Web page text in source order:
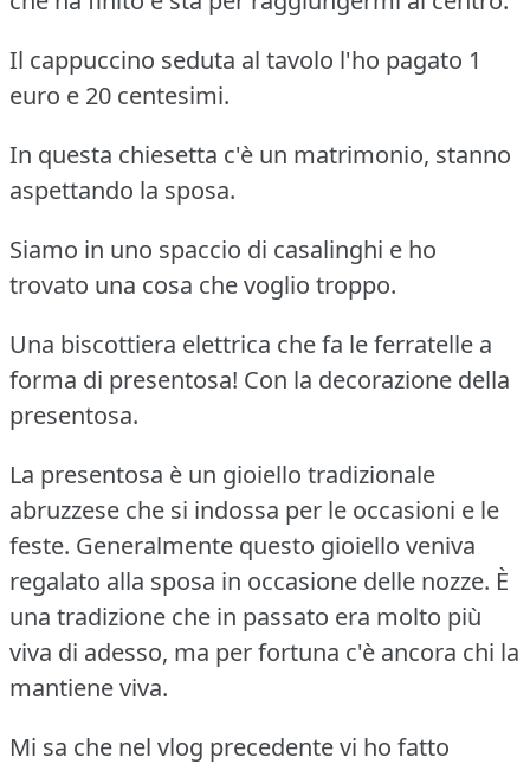
Il cappuccino seduta al tavolo l'ho pagato 1
euro e 20 centesimi.
In questa chiesetta c'è un matrimonio, stanno
aspettando la sposa.
Siamo in uno spaccio di casalinghi e ho
trovato una cosa che voglio troppo.
Una biscottiera elettrica che fa le ferratelle a
forma di presentosa! Con la decorazione della
presentosa.
La presentosa è un gioiello tradizionale
abruzzese che si indossa per le occasioni e le
feste. Generalmente questo gioiello veniva
regalato alla sposa in occasione delle nozze. È
una tradizione che in passato era molto più
viva di adesso, ma per fortuna c'è ancora chi la
mantiene viva.
Mi sa che nel vlog precedente vi ho fatto